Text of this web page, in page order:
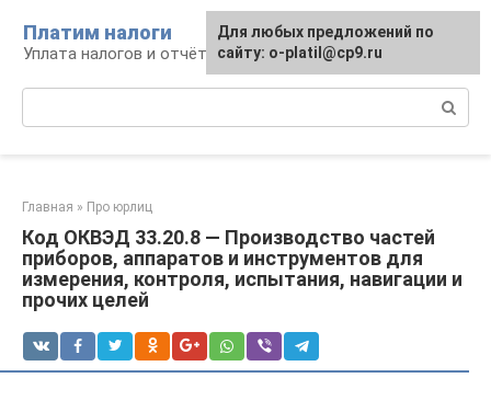
контенту
Платим налоги
Уплата налогов и отчётность
Главная » Про юрлиц
Код ОКВЭД 33.20.8 — Производство частей
приборов, аппаратов и инструментов для
измерения, контроля, испытания, навигации и
прочих целей
Для любых предложений по
сайту: o-platil@cp9.ru